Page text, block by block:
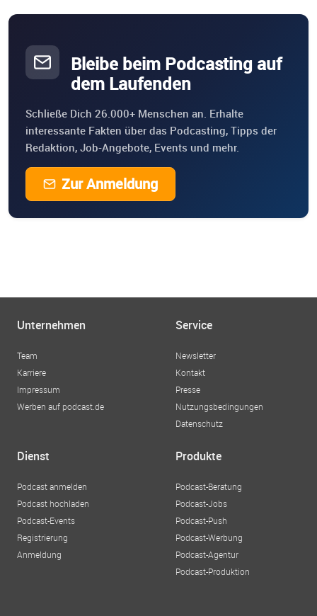
Bleibe beim Podcasting auf
dem Laufenden
Schließe Dich 26.000+ Menschen an. Erhalte
interessante Fakten über das Podcasting, Tipps der
Redaktion, Job-Angebote, Events und mehr.
Zur Anmeldung
Unternehmen
Team
Karriere
Impressum
Werben auf podcast.de
Service
Newsletter
Kontakt
Presse
Nutzungsbedingungen
Datenschutz
Dienst
Podcast anmelden
Podcast hochladen
Podcast-Events
Registrierung
Anmeldung
Produkte
Podcast-Beratung
Podcast-Jobs
Podcast-Push
Podcast-Werbung
Podcast-Agentur
Podcast-Produktion